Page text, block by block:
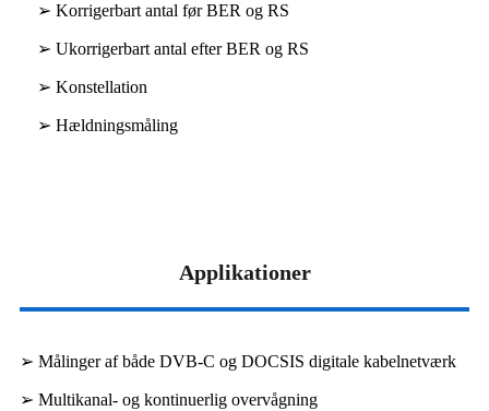
➢ Korrigerbart antal før BER og RS
➢ Ukorrigerbart antal efter BER og RS
➢ Konstellation
➢ Hældningsmåling
Applikationer
➢ Målinger af både DVB-C og DOCSIS digitale kabelnetværk
➢ Multikanal- og kontinuerlig overvågning